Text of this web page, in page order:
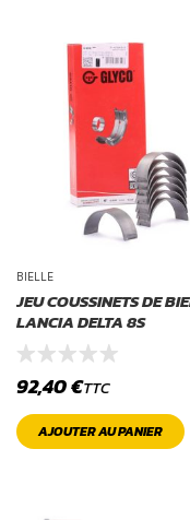
BIELLE
JEU COUSSINETS DE
LANCIA DELTA 8S
92,40€TTC
AJOUTER AU PANIER